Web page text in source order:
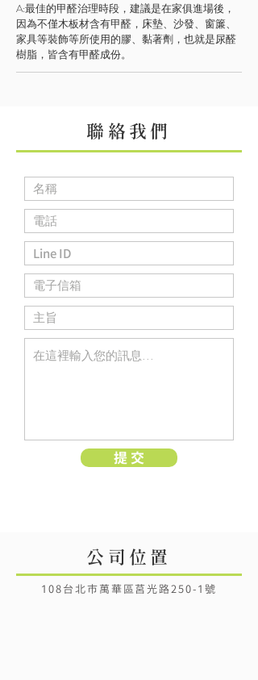
​A:最佳的甲醛治理時段，建議是在家俱進場後，
因為不僅木板材含有甲醛，床墊、沙發、窗簾、
家具等裝飾等所使用的膠、黏著劑，也就是尿醛
樹脂，皆含有甲醛成份。
聯絡我們
提 交
公司位置
108台北市萬華區莒光路250-1號